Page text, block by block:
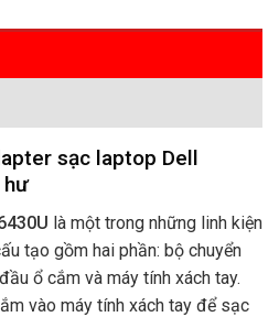
sạc laptop Dell
hư
là một trong những linh kiện
tạo gồm hai phần: bộ chuyển
ổ cắm và máy tính xách tay.
vào máy tính xách tay để sạc